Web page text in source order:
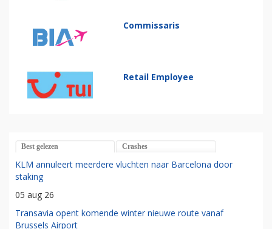
Commissaris
Retail Employee
Best gelezen Crashes
KLM annuleert meerdere vluchten naar Barcelona door
staking
05 aug 26
Transavia opent komende winter nieuwe route vanaf
Brussels Airport